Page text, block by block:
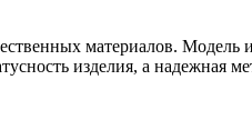
материалов. Модель
изделия, а надежная